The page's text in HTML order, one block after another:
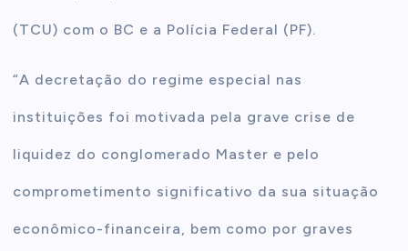
(TCU) com o BC e a Polícia Federal (PF).
“A decretação do regime especial nas
instituições foi motivada pela grave crise de
liquidez do conglomerado Master e pelo
comprometimento significativo da sua situação
econômico-financeira, bem como por graves